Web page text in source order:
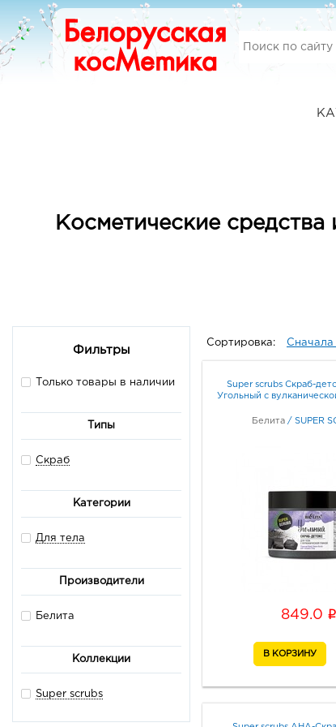
Косметические средства
Фильтры
Только товары в наличии
Типы
Скраб
Категории
Для тела
Производители
Белита
Коллекции
Super scrubs
Сортировка: Сначала
Super scrubs Скраб-
Угольный с
Белита / SUPER
849.0 i